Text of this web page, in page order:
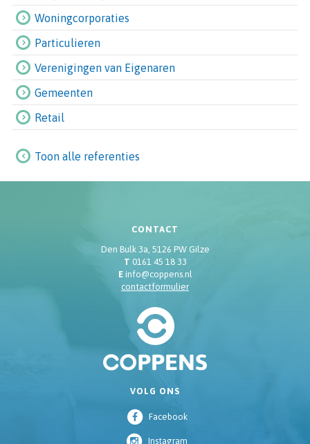
Woningcorporaties
Particulieren
Verenigingen van Eigenaren
Gemeenten
Retail
Toon alle referenties
CONTACT
Den Bulk 3a, 5126 PW Gilze
T 0161 45 18 33
Einfo@coppens.nl
contactformulier
VOLG ONS
Facebook
Instagram